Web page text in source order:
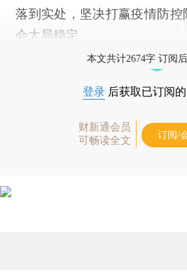
落到实处，坚决打赢疫情防
会大局稳定。
本文共计2674字 订阅
登录 后获取已订阅
财新通会员
可畅读全文
订阅/